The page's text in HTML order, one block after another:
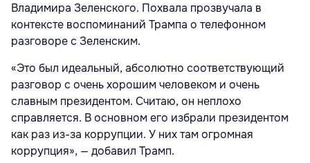
Владимира Зеленского. Похвала прозвучала в
контексте воспоминаний Трампа о телефонном
разговоре с Зеленским.
«Это был идеальный, абсолютно соответствующий
разговор с очень хорошим человеком и очень
славным президентом. Считаю, он неплохо
справляется. В основном его избрали президентом
как раз из-за коррупции. У них там огромная
коррупция», — добавил Трамп.